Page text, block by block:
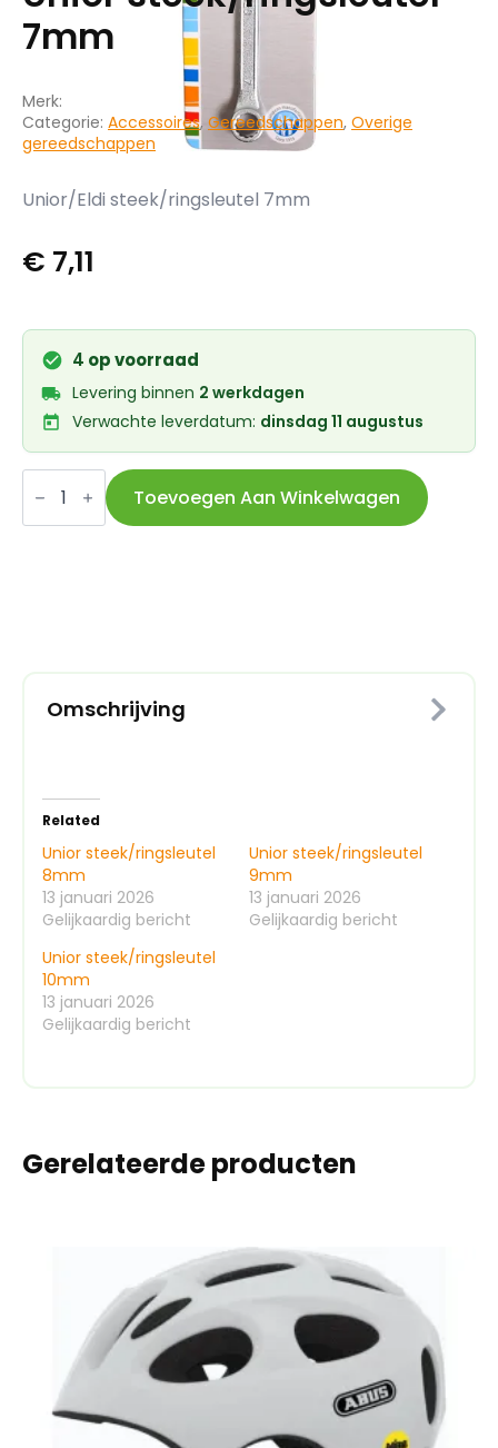
7mm
Merk:
Categorie: Accessoires, Gereedschappen, Overige
gereedschappen
Unior/Eldi steek/ringsleutel 7mm
€ 7,11
4 op voorraad
Levering binnen 2 werkdagen
Verwachte leverdatum: dinsdag 11 augustus
Unior
steek/ringsleutel
7mm
aantal
Toevoegen Aan Winkelwagen
Omschrijving
Related
Unior steek/ringsleutel
8mm
13 januari 2026
Gelijkaardig bericht
Unior steek/ringsleutel
9mm
13 januari 2026
Gelijkaardig bericht
Unior steek/ringsleutel
10mm
13 januari 2026
Gelijkaardig bericht
Gerelateerde producten